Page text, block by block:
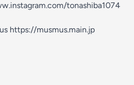
tonashiba1074
https://musmus.main.jp